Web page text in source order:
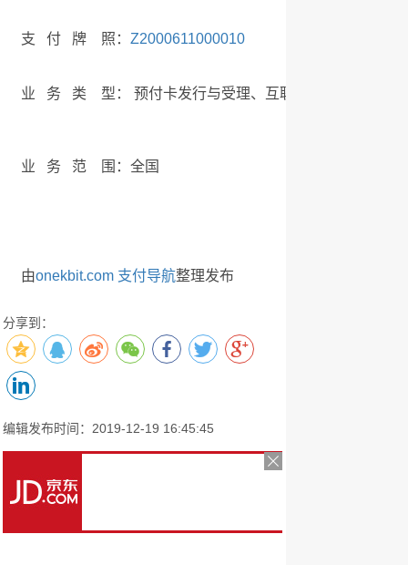
支 付 牌 照：Z2000611000010
业 务 类 型： 预付卡发行与受理、互联网支付
业 务 范 围：全国
由onekbit.com 支付导航整理发布
分享到：
编辑发布时间：2019-12-19 16:45:45